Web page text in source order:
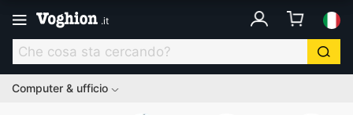
.it
Computer & ufficio